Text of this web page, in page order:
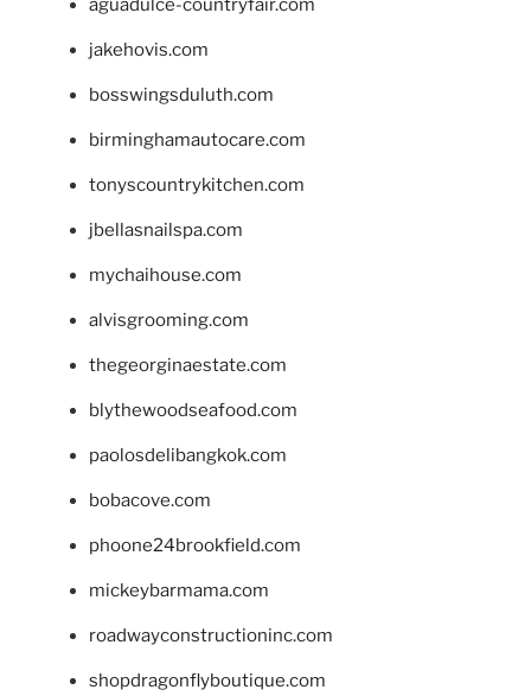
aguadulce-countryfair.com
jakehovis.com
bosswingsduluth.com
birminghamautocare.com
tonyscountrykitchen.com
jbellasnailspa.com
mychaihouse.com
alvisgrooming.com
thegeorginaestate.com
blythewoodseafood.com
paolosdelibangkok.com
bobacove.com
phoone24brookfield.com
mickeybarmama.com
roadwayconstructioninc.com
shopdragonflyboutique.com